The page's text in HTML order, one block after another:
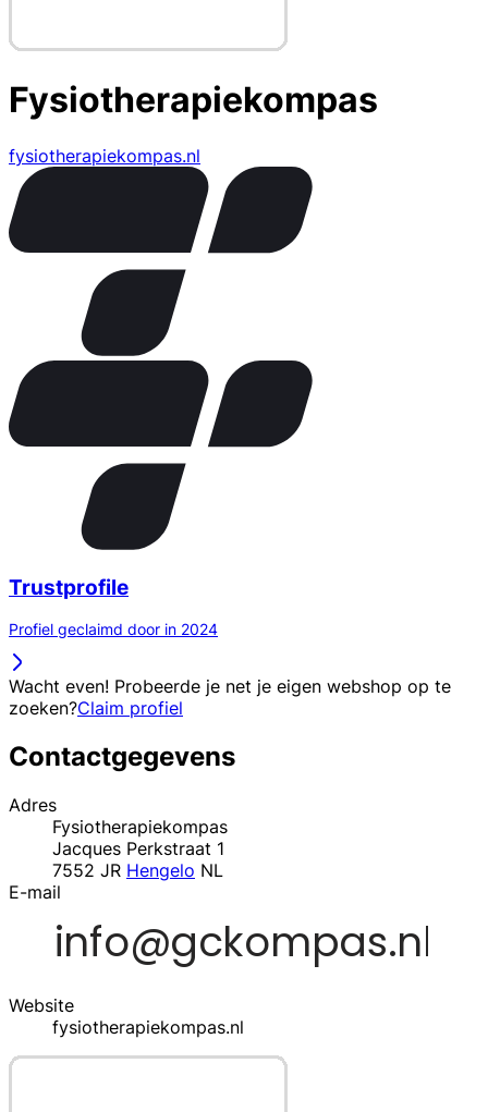
Fysiotherapiekompas
fysiotherapiekompas.nl
Trustprofile
Profiel geclaimd door in 2024
Wacht even! Probeerde je net je eigen webshop op te
zoeken?Claim profiel
Contactgegevens
Adres
Fysiotherapiekompas
Jacques Perkstraat 1
7552 JR Hengelo NL
E-mail
Website
fysiotherapiekompas.nl